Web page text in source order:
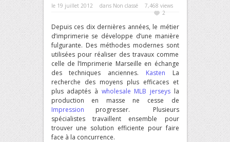
le 19 juillet 2012 dans Non classé
7,468 views
2
Depuis ces dix dernières années, le métier
d’imprimerie se développe d’une manière
fulgurante. Des méthodes modernes sont
utilisées pour réaliser des travaux comme
celle de l’Imprimerie Marseille en échange
des techniques anciennes. Kasten La
recherche des moyens plus efficaces et
plus adaptés à wholesale MLB jerseysla
production en masse ne cesse de
Impression progresser. Plusieurs
spécialistes travaillent ensemble pour
trouver une solution efficiente pour faire
face à la concurrence.